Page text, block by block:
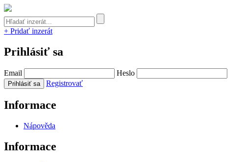
+ Pridať inzerát
Prihlásiť sa
Email
Heslo
Registrovať
Informace
Nápověda
Informace